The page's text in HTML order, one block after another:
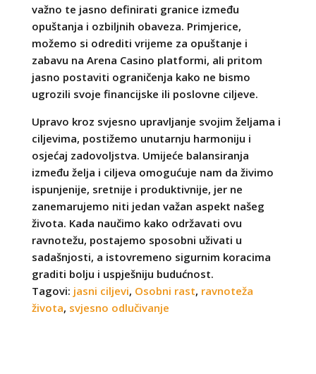
važno te jasno definirati granice između
opuštanja i ozbiljnih obaveza. Primjerice,
možemo si odrediti vrijeme za opuštanje i
zabavu na Arena Casino platformi, ali pritom
jasno postaviti ograničenja kako ne bismo
ugrozili svoje financijske ili poslovne ciljeve.
Upravo kroz svjesno upravljanje svojim željama i
ciljevima, postižemo unutarnju harmoniju i
osjećaj zadovoljstva. Umijeće balansiranja
između želja i ciljeva omogućuje nam da živimo
ispunjenije, sretnije i produktivnije, jer ne
zanemarujemo niti jedan važan aspekt našeg
života. Kada naučimo kako održavati ovu
ravnotežu, postajemo sposobni uživati u
sadašnjosti, a istovremeno sigurnim koracima
graditi bolju i uspješniju budućnost.
Tagovi: jasni ciljevi, Osobni rast, ravnoteža
života, svjesno odlučivanje